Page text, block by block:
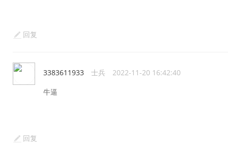
回复
3383611933 士兵 2022-11-20 16:42:40
牛逼
回复